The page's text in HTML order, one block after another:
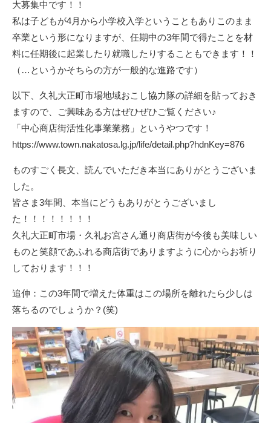
大募集中です！！
私は子どもが4月から小学校入学ということもありこのまま
卒業という形になりますが、任期中の3年間で得たことを材
料に任期後に起業したり就職したりすることもできます！！
（…というかそちらの方が一般的な進路です）
以下、久礼大正町市場地域おこし協力隊の詳細を貼っておき
ますので、ご興味ある方はぜひぜひご覧ください♪
「中心商店街活性化事業業務」というやつです！
https://www.town.nakatosa.lg.jp/life/detail.php?hdnKey=876
ものすごく長文、読んでいただき本当にありがとうございま
した。
皆さま3年間、本当にどうもありがとうございまし
た！！！！！！！！
久礼大正町市場・久礼お宮さん通り商店街が今後も美味しい
ものと笑顔であふれる商店街でありますように心からお祈り
しております！！！
追伸：この3年間で増えた体重はこの場所を離れたら少しは
落ちるのでしょうか？(笑)